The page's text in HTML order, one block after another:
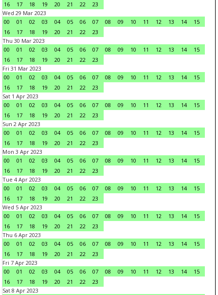
16
17 18 19 20 21 22
23
Wed 29 Mar 2023
00
01 02 03 04 05 06 07 08 09 10 11 12 13 14
15
16
17 18 19 20 21 22
23
Thu 30 Mar 2023
00
01 02 03 04 05 06 07 08 09 10 11 12 13 14
15
16
17 18 19 20 21 22
23
Fri 31 Mar 2023
00
01 02 03 04 05 06 07 08 09 10 11 12 13 14
15
16
17 18 19 20 21 22
23
Sat 1 Apr 2023
00
01 02 03 04 05 06 07 08 09 10 11 12 13 14
15
16
17 18 19 20 21 22
23
Sun 2 Apr 2023
00
01 02 03 04 05 06 07 08 09 10 11 12 13 14
15
16
17 18 19 20 21 22
23
Mon 3 Apr 2023
00
01 02 03 04 05 06 07 08 09 10 11 12 13 14
15
16
17 18 19 20 21 22
23
Tue 4 Apr 2023
00
01 02 03 04 05 06 07 08 09 10 11 12 13 14
15
16
17 18 19 20 21 22
23
Wed 5 Apr 2023
00
01 02 03 04 05 06 07 08 09 10 11 12 13 14
15
16
17 18 19 20 21 22
23
Thu 6 Apr 2023
00
01 02 03 04 05 06 07 08 09 10 11 12 13 14
15
16
17 18 19 20 21 22
23
Fri 7 Apr 2023
00
01 02 03 04 05 06 07 08 09 10 11 12 13 14
15
16
17 18 19 20 21 22
23
Sat 8 Apr 2023